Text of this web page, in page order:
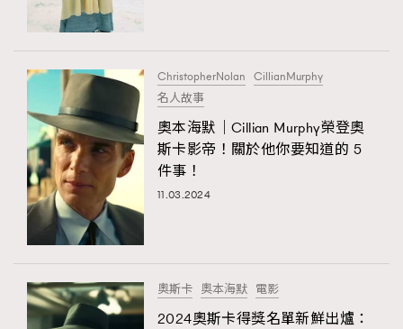
ChristopherNolan CillianMurphy
名人故事
奧本海默｜Cillian Murphy榮登奧
斯卡影帝！關於他你要知道的 5
件事！
11.03.2024
奧斯卡 奧本海默 電影
2024奧斯卡得獎名單新鮮出爐：